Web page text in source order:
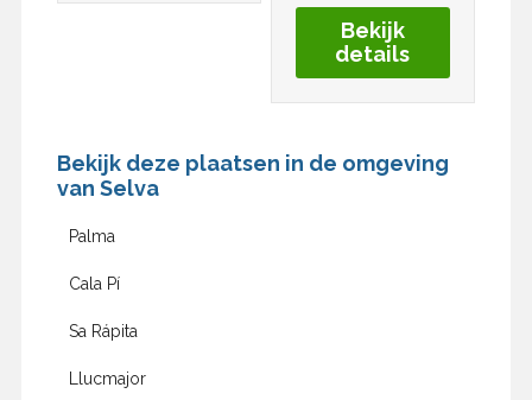
Bekijk
details
Bekijk deze plaatsen in de omgeving
van Selva
Palma
Cala Pí
Sa Rápita
Llucmajor